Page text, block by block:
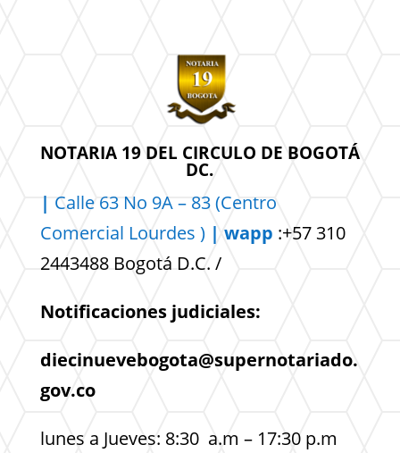
NOTARIA 19 DEL CIRCULO DE BOGOTÁ
DC.
| Calle 63 No 9A – 83 (Centro
Comercial Lourdes ) | wapp :+57 310
2443488 Bogotá D.C. /
Notificaciones judiciales:
diecinuevebogota@supernotariado.
gov.co
lunes a Jueves: 8:30 a.m – 17:30 p.m